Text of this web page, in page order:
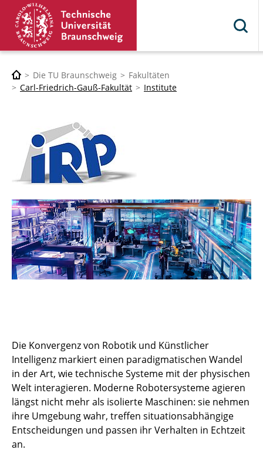
Die TU Braunschweig
Fakultäten
Carl-Friedrich-Gauß-Fakultät
Institute
Die Konvergenz von Robotik und Künstlicher
Intelligenz markiert einen paradigmatischen Wandel
in der Art, wie technische Systeme mit der physischen
Welt interagieren. Moderne Robotersysteme agieren
längst nicht mehr als isolierte Maschinen: sie nehmen
ihre Umgebung wahr, treffen situationsabhängige
Entscheidungen und passen ihr Verhalten in Echtzeit
an.